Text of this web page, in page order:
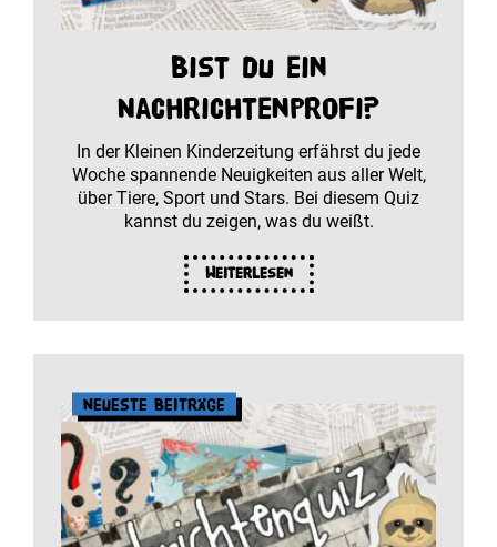
Bist du ein
Nachrichtenprofi?
In der Kleinen Kinderzeitung erfährst du jede
Woche spannende Neuigkeiten aus aller Welt,
über Tiere, Sport und Stars. Bei diesem Quiz
kannst du zeigen, was du weißt.
Weiterlesen
Neueste Beiträge